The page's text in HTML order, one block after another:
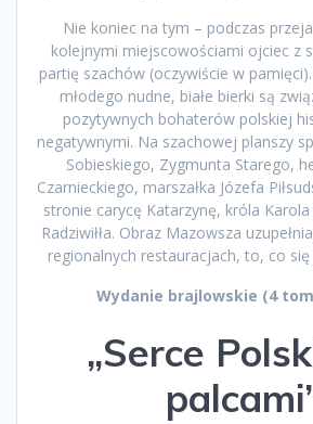
Nie koniec na tym – podczas
kolejnymi miejscowościami ojciec z
partię szachów (oczywiście w
młodego nudne, białe bierki są
pozytywnych bohaterów polskiej
negatywnymi. Na szachowej planszy
Sobieskiego, Zygmunta Starego,
Czarnieckiego, marszałka Józefa
stronie carycę Katarzynę, króla Karola
Radziwiłła. Obraz Mazowsza
regionalnych restauracjach, to, co
Wydanie brajlowskie (4
„Serce